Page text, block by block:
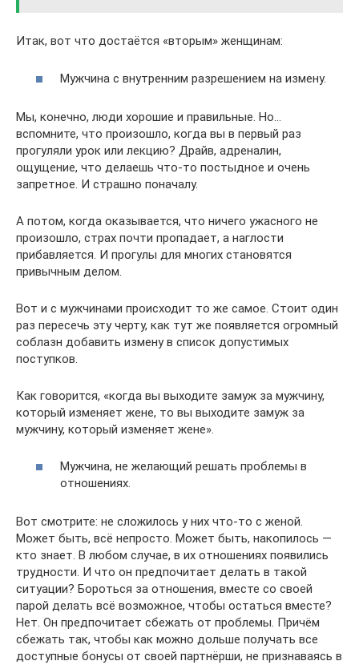
Итак, вот что достаётся «вторым» женщинам:
Мужчина с внутренним разрешением на измену.
Мы, конечно, люди хорошие и правильные. Но…
вспомните, что произошло, когда вы в первый раз
прогуляли урок или лекцию? Драйв, адреналин,
ощущение, что делаешь что-то постыдное и очень
запретное. И страшно поначалу.
А потом, когда оказывается, что ничего ужасного не
произошло, страх почти пропадает, а наглости
прибавляется. И прогулы для многих становятся
привычным делом.
Вот и с мужчинами происходит то же самое. Стоит один
раз пересечь эту черту, как тут же появляется огромный
соблазн добавить измену в список допустимых
поступков.
Как говорится, «когда вы выходите замуж за мужчину,
который изменяет жене, то вы выходите замуж за
мужчину, который изменяет жене».
Мужчина, не желающий решать проблемы в
отношениях.
Вот смотрите: не сложилось у них что-то с женой.
Может быть, всё непросто. Может быть, накопилось —
кто знает. В любом случае, в их отношениях появились
трудности. И что он предпочитает делать в такой
ситуации? Бороться за отношения, вместе со своей
парой делать всё возможное, чтобы остаться вместе?
Нет. Он предпочитает сбежать от проблемы. Причём
сбежать так, чтобы как можно дольше получать все
доступные бонусы от своей партнёрши, не признаваясь в